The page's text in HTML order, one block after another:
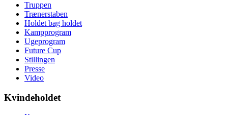
Truppen
Trænerstaben
Holdet bag holdet
Kampprogram
Ugeprogram
Future Cup
Stillingen
Presse
Video
Kvindeholdet